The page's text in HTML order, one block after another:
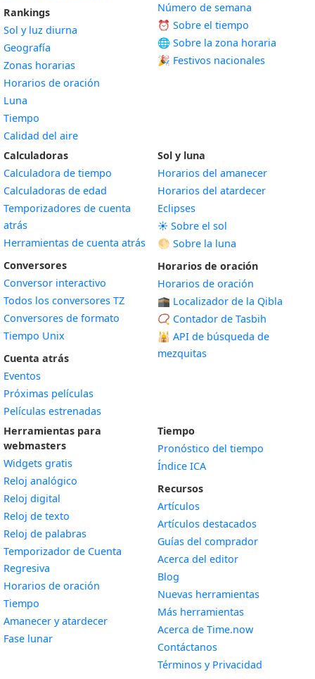
Rankings
Sol y luz diurna
Geografía
Zonas horarias
Horarios de oración
Luna
Tiempo
Calidad del aire
Número de semana
⏰ Sobre el tiempo
🌐 Sobre la zona horaria
🎉 Festivos nacionales
Calculadoras
Calculadora de tiempo
Calculadoras de edad
Temporizadores de cuenta
atrás
Herramientas de cuenta atrás
Conversores
Conversor interactivo
Todos los conversores TZ
Conversores de formato
Tiempo Unix
Cuenta atrás
Eventos
Próximas películas
Películas estrenadas
Sol y luna
Horarios del amanecer
Horarios del atardecer
Eclipses
☀️ Sobre el sol
🌕 Sobre la luna
Horarios de oración
Horarios de oración
🕋 Localizador de la Qibla
📿 Contador de Tasbih
🕌 API de búsqueda de
mezquitas
Herramientas para
webmasters
Widgets gratis
Reloj analógico
Reloj digital
Reloj de texto
Reloj de palabras
Temporizador de Cuenta
Regresiva
Horarios de oración
Tiempo
Amanecer y atardecerWidget
Fase lunarWidget
Tiempo
Pronóstico del tiempo
Índice ICA
Recursos
Artículos
Artículos destacados
Guías del comprador
Acerca del editor
Blog
Nuevas herramientas
Más herramientas
Acerca de Time.now
Contáctanos
Términos y Privacidad